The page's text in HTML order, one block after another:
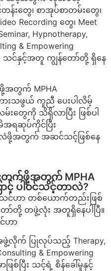
န်းတွေ၊ စာအုပ်စာတမ်းတွေ၊
Recording တွေ၊ Meet
Hypnotherapy,
& Empowering
သင်နှင့်အတူ ကျွန်တော်တို့ ရှိနေ
အတွက် MPHA
တားသဖွယ် ကူညီ ပေးပါလိမ့်
တွေကို သိရှိလာပြီး ဖြစ်ပါ
ရဆုပ်ကိုင်ပြီး
င်းလဲဖို့အတွက် အဆင်သင့်ဖြစ်နေ
က်ဖို့အတွက် MPHA
ာင့် ပါဝင်သင့်တာလဲ?
သင်ဟာ တစ်ယောက်တည်းဖြစ်
ော်တို့ တဖွဲ့လုံး အတူရှိနေပါပြီ။
ဟာ
လိုက် ပြုလုပ်သည့် Therapy,
& Empowering
ြစ်ပြီး သင့်ရဲ့ စိန်ခေါ်မှုနှင့်